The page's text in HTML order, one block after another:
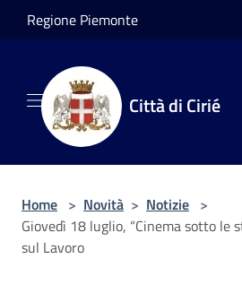
Salta al contenuto principale
Regione Piemonte
Città di Cirié
Home > Novità > Notizie >
Giovedì 18 luglio, “Cinema sotto le
sul Lavoro